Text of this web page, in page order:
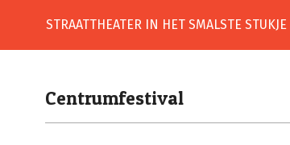
content
STRAATTHEATER IN HET SMALSTE
Centrumfestival